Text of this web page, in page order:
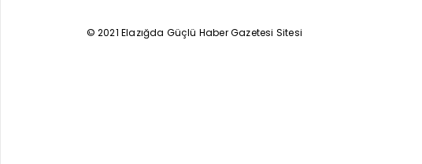
© 2021 Elazığda Güçlü Haber Gazetesi Sitesi